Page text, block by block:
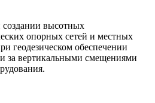
высотных
опорных сетей и местных
геодезическом обеспечении
за вертикальными смещениями